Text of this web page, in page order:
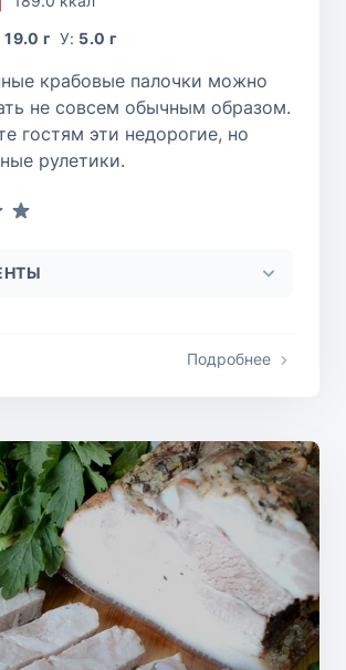
19.0 г У: 5.0 г
крабовые палочки можно
не совсем обычным образом.
гостям эти недорогие, но
рулетики.
Подробнее